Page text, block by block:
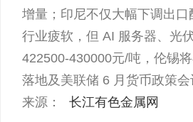
增量；印尼不仅大幅下调出
行业疲软，但 AI 服务器、光
422500-430000元/吨，伦锡
落地及美联储 6 月货币政策
来源：
长江有色金属网